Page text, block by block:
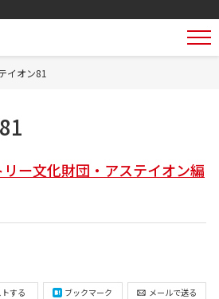
イオン81
ー文化財団・アステイオン編
する ブックマーク メールで送る